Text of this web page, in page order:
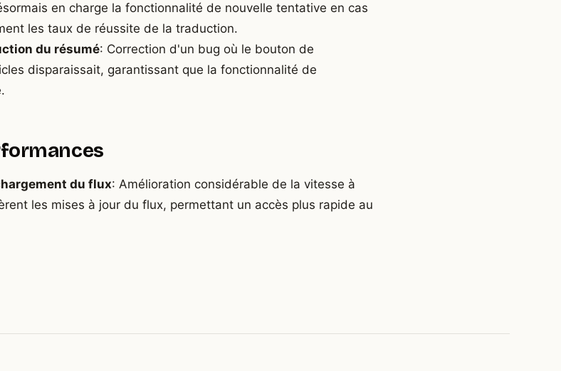
en charge la fonctionnalité de nouvelle tentative en cas
les taux de réussite de la traduction.
du résumé: Correction d'un bug où le bouton de
disparaissait, garantissant que la fonctionnalité de
du flux: Amélioration considérable de la vitesse à
les mises à jour du flux, permettant un accès plus rapide au